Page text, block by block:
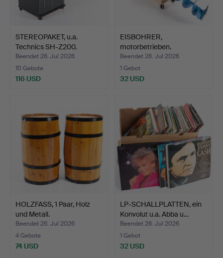
STEREOPAKET, u.a.
Technics SH-Z200.
Beendet 26. Jul 2026
10 Gebote
116 USD
EISBOHRER,
motorbetrieben.
Beendet 26. Jul 2026
1 Gebot
32 USD
HOLZFASS, 1 Paar, Holz
und Metall.
Beendet 26. Jul 2026
4 Gebote
74 USD
LP-SCHALLPLATTEN, ein
Konvolut u.a. Abba u…
Beendet 26. Jul 2026
1 Gebot
32 USD